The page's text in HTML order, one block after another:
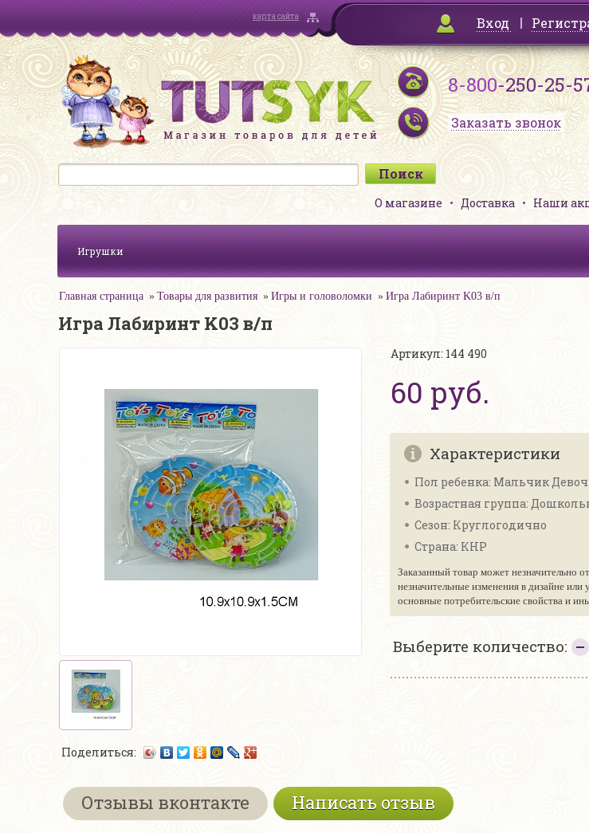
карта сайта Вход
8-800-250-25-
Заказать звонок
О магазине Доставка Наши
Игрушки
Главная страница Товары для развития Игры и головоломки Игра Лабиринт K03 в/п
Игра Лабиринт K03 в/п
Поделиться:
Артикул: 144 490
60 руб.
Характеристики
Пол ребенка: Мальчик
Возрастная группа:
Сезон: Круглогодично
Страна: КНР
Заказанный товар может незначительно
незначительные изменения в дизайне
основные потребительские свойства и
Выберите количество:
Отзывы вконтакте Написать отзыв